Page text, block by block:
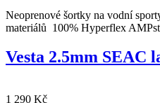
Neoprenové šortky